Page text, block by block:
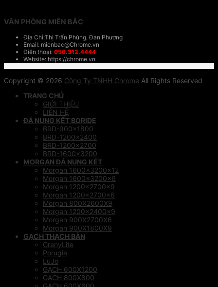
VĂN PHÒNG MIÊN BẮC
Địa Chỉ:Thị Trấn Phùng, Đan Phượng
Email: mienbac@Chrome.vn
Điện thoại: 056.312.4444
Website: https://chrome.vn
Copyright © 2026 Công Ty TNHH Chrome All Rights Reserved
TRANG CHỦ
GIỚI THIỆU
LIÊN HỆ
ĐÁ NUNG KẾT BORIDE
BRD-900×1800
BRD-1200×2400
BRD-1200×2700
BRD-1600×3200
MORGAN ĐÁ NUNG KẾT
Morgan 1600x3200x12
Morgan 1600x3200x6
Morgan 1200x2700x9
Morgan 1200x2700x6
Morgan 800X2600X9
Morgan 1200x2400x9
Morgan 900X2700X6
Morgan 900X1800X9
GẠCH THẠCH BÀN
GranyLite
Porugia
LuJo
GẠCH 600X1200
GẠCH 800X800